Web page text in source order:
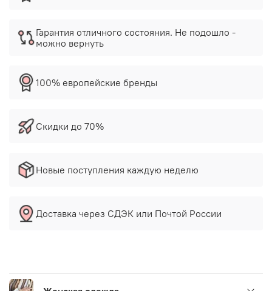
Гарантия отличного состояния. Не подошло -
можно вернуть
100% европейские бренды
Скидки до 70%
Новые поступления каждую неделю
Доставка через СДЭК или Почтой России